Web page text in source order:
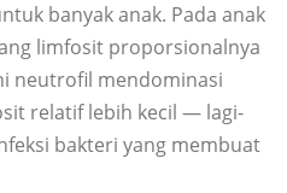
banyak anak. Pada anak
limfosit proporsionalnya
neutrofil mendominasi
relatif lebih kecil — lagi-
bakteri yang membuat